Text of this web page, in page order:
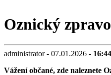
Oznický
administrator - 07.01.2026 - 16:44
Vážení občané, zde naleznete